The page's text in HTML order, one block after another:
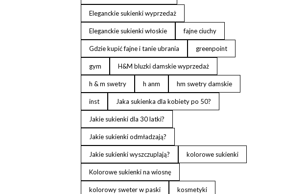
Eleganckie sukienki wyprzedaż
Eleganckie sukienki włoskie fajne ciuchy
Gdzie kupić fajne i tanie ubrania greenpoint
gym H&M bluzki damskie wyprzedaż
h & m swetry h anm hm swetry damskie
inst Jaka sukienka dla kobiety po 50?
Jakie sukienki dla 30 latki?
Jakie sukienki odmładzają?
Jakie sukienki wyszczuplają? kolorowe sukienki
Kolorowe sukienki na wiosnę
kolorowy sweter w paski kosmetyki